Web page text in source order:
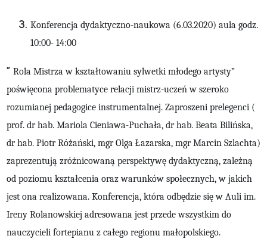
Konferencja dydaktyczno-naukowa (6.03.2020) aula godz.
10:00- 14:00
” Rola Mistrza w kształtowaniu sylwetki młodego artysty”
poświęcona problematyce relacji mistrz-uczeń w szeroko
rozumianej pedagogice instrumentalnej. Zaproszeni prelegenci (
prof. dr hab. Mariola Cieniawa-Puchała, dr hab. Beata Bilińska,
dr hab. Piotr Różański, mgr Olga Łazarska, mgr Marcin Szlachta)
zaprezentują zróżnicowaną perspektywę dydaktyczną, zależną
od poziomu kształcenia oraz warunków społecznych, w jakich
jest ona realizowana. Konferencja, która odbędzie się w Auli im.
Ireny Rolanowskiej adresowana jest przede wszystkim do
nauczycieli fortepianu z całego regionu małopolskiego.